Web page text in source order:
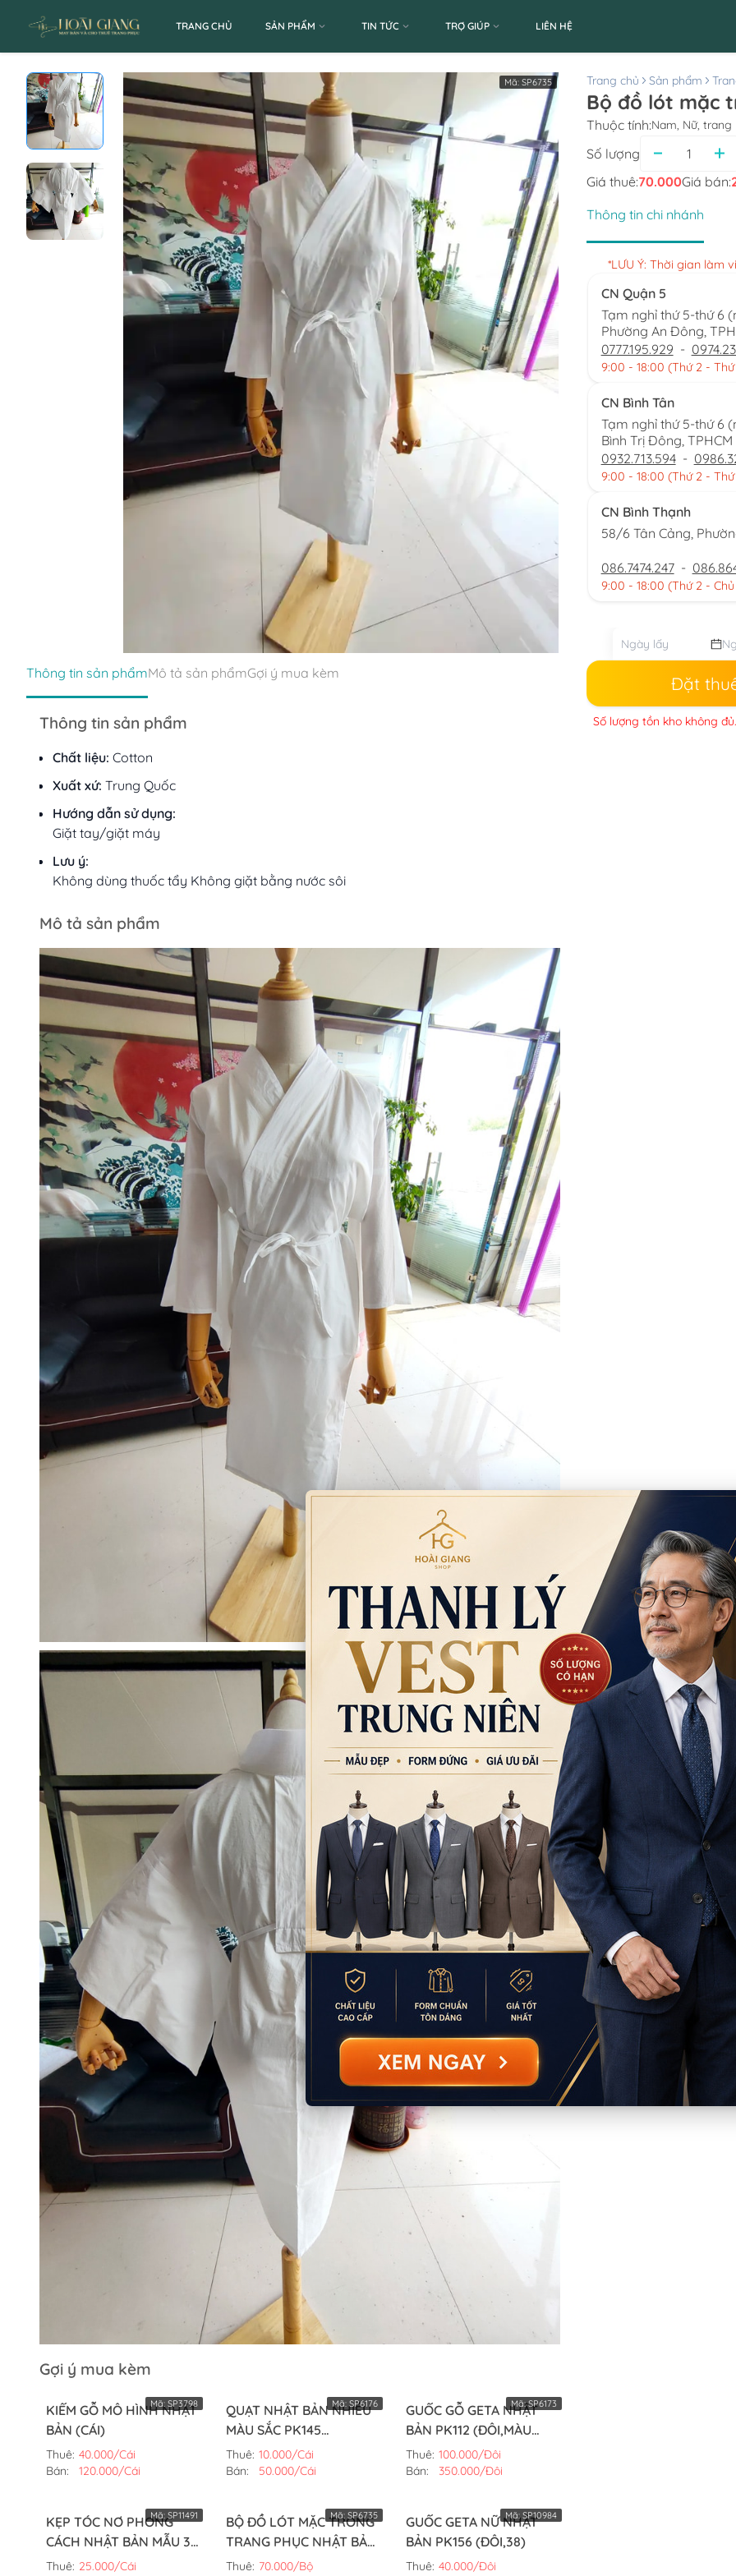
TRANG CHỦ SẢN PHẨM TIN TỨC TRỢ GIÚP LIÊN HỆ
Mã: SP6735
Thông tin sản phẩmMô tả sản phẩmGợi ý mua kèm
Thông tin sản phẩm
Chất liệu: Cotton
Xuất xứ: Trung Quốc
Hướng dẫn sử dụng:
Giặt tay/giặt máy
Lưu ý:
Không dùng thuốc tẩy Không giặt bằng nước sôi
Mô tả sản phẩm
Gợi ý mua kèm
KIẾM GỖ MÔ HÌNH NHẬT
BẢN (CÁI)
Thuê: 40.000/Cái
Bán:
120.000/Cái
Mã: SP3798
QUẠT NHẬT BẢN NHIỀU
MÀU SẮC PK145
(CÁI,TRÒN)
Thuê: 10.000/Cái
Bán:
50.000/Cái
Mã: SP6176
GUỐC GỖ GETA NHẬT
BẢN PK112 (ĐÔI,MÀU
ĐEN,40)
Thuê: 100.000/Đôi
Bán:
350.000/Đôi
Mã:SP6173
KẸP TÓC NƠ PHONG
CÁCH NHẬT BẢN MẪU 3
(CÁI)
Thuê: 25.000/Cái
Mã:SP11491
BỘ ĐỒ LÓT MẶC TRONG
TRANG PHỤC NHẬT BẢN
(BỘ)
Thuê: 70.000/Bộ
Mã: SP6735
GUỐC GETA NỮ NHẬT
BẢN PK156 (ĐÔI,38)
Thuê: 40.000/Đôi
Mã:SP10984
Trang chủ Sản phẩm
Bộ đồ lót mặc
Thuộc tính:Nam, Nữ,
Số lượng
Giá thuê:70.000Giá bán:
Thông tin chi nhánh
*LƯU Ý: Thời gian làm
CN Quận 5
Tạm nghỉ thứ 5-thứ 6
Phường An Đông,
0777.195.929 -
9:00 - 18:00 (Thứ 2 - Thứ
CN Bình Tân
Tạm nghỉ thứ 5-thứ 6
Bình Trị Đông, TPHCM
0932.713.594 -
9:00 - 18:00 (Thứ 2 - Thứ
CN Bình Thạnh
58/6 Tân Cảng,
086.7474.247 -
9:00 - 18:00 (Thứ 2 -
Đặt
Số lượng tồn kho không đủ.